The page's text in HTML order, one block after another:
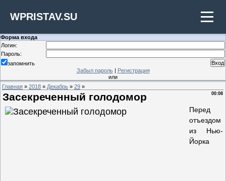
WPRISTAV.SU
Форма входа
Логин:
Пароль:
запомнить
Забыл пароль| Регистрация
или
Главная » 2018 » Декабрь » 29 »
00:08
Засекреченный голодомор
Перед
отъездом
из Нью-
Йорка